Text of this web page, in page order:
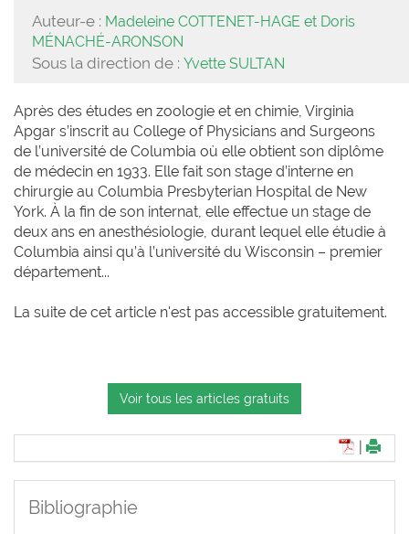
Auteur-e : Madeleine COTTENET-HAGE et Doris
MÉNACHÉ-ARONSON
Sous la direction de : Yvette SULTAN
Après des études en zoologie et en chimie, Virginia
Apgar s’inscrit au College of Physicians and Surgeons
de l’université de Columbia où elle obtient son diplôme
de médecin en 1933. Elle fait son stage d’interne en
chirurgie au Columbia Presbyterian Hospital de New
York. À la fin de son internat, elle effectue un stage de
deux ans en anesthésiologie, durant lequel elle étudie à
Columbia ainsi qu’à l’université du Wisconsin – premier
département...
La suite de cet article n'est pas accessible gratuitement.
Voir tous les articles gratuits
Bibliographie